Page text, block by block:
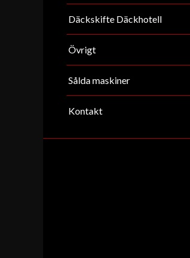
Däckskifte Däckhotell
Övrigt
Sålda maskiner
Kontakt